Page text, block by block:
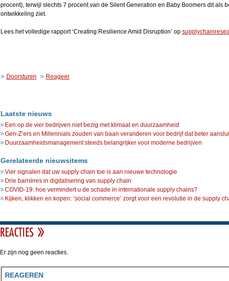
procent), terwijl slechts 7 procent van de Silent Generation en Baby Boomers dit als
ontwikkeling ziet.
Lees het volledige rapport ‘Creating Resilience Amid Disruption’ op
Doorsturen Reageer
Laatste nieuws
Een op de vier bedrijven niet bezig met klimaat en duurzaamheid
Gen-Z’ers en Millennials zouden van baan veranderen voor bedrijf dat beter
Duurzaamheidsmanagement steeds belangrijker voor moderne bedrijven
Gerelateerde nieuwsitems
Vier signalen dat uw supply chain toe is aan nieuwe technologie
Drie barrières in digitalisering van supply chain
COVID-19: hoe vermindert u de schade in internationale supply chains?
Kijken, klikken en kopen: ‘social commerce’ zorgt voor een revolutie in de supply
Er zijn nog geen reacties.
REAGEREN